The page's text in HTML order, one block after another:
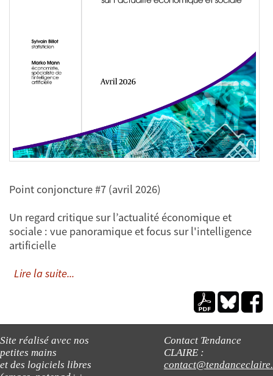
Point conjoncture #7 (avril 2026)
Un regard critique sur l’actualité économique et
sociale : vue panoramique et focus sur l'intelligence
artificielle
Lire la suite...
Site réalisé avec nos
petites mains
et des logiciels libres
Contact Tendance
CLAIRE :